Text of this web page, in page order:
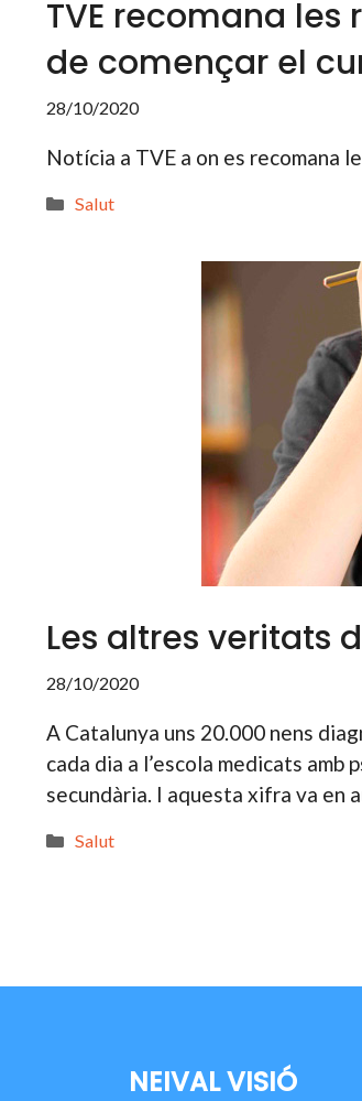
TVE recomana
de començar el
28/10/2020
Notícia a TVE a on es recomana
Categories
Salut
Les altres veritats
28/10/2020
A Catalunya uns 20.000 nens
cada dia a l’escola medicats
secundària. I aquesta xifra va en
Categories
Salut
NEIVAL VISIÓ